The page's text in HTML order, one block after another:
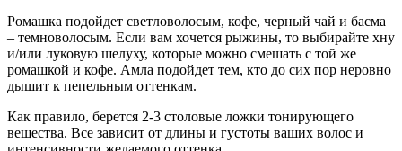
Ромашка подойдет светловолосым, кофе, черный чай и басма
– темноволосым. Если вам хочется рыжины, то выбирайте хну
и/или луковую шелуху, которые можно смешать с той же
ромашкой и кофе. Амла подойдет тем, кто до сих пор неровно
дышит к пепельным оттенкам.
Как правило, берется 2-3 столовые ложки тонирующего
вещества. Все зависит от длины и густоты ваших волос и